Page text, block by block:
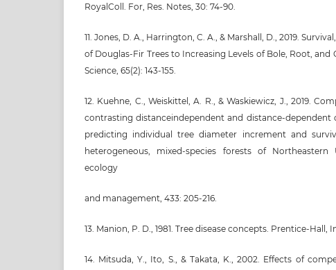
RoyalColl. For, Res. Notes, 30: 74-90.
11. Jones, D. A., Harrington, C. A., & Marshall, D., 2019.
of Douglas-Fir Trees to Increasing Levels of Bole, Root, and
Science, 65(2): 143-155.
12. Kuehne, C., Weiskittel, A. R., & Waskiewicz, J., 2019.
contrasting distanceindependent and distance-
predicting individual tree diameter increment and
heterogeneous, mixed-species forests of Northeastern
ecology
and management, 433: 205-216.
13. Manion, P. D., 1981. Tree disease concepts. Prentice-Hall,
14. Mitsuda, Y., Ito, S., & Takata, K., 2002. Effects of